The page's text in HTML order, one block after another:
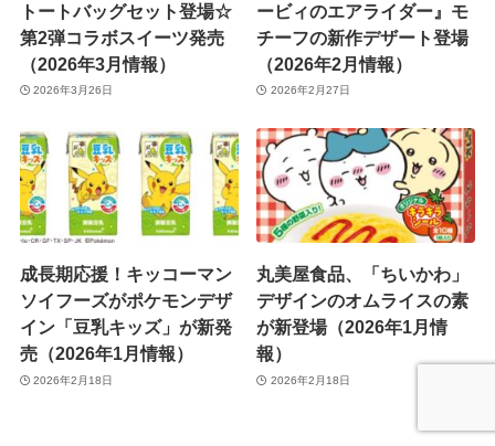
トートバッグセット登場☆
第2弾コラボスイーツ発売
（2026年3月情報）
2026年3月26日
ービィのエアライダー』モ
チーフの新作デザート登場
（2026年2月情報）
2026年2月27日
成長期応援！キッコーマン
ソイフーズがポケモンデザ
イン「豆乳キッズ」が新発
売（2026年1月情報）
2026年2月18日
丸美屋食品、「ちいかわ」
デザインのオムライスの素
が新登場（2026年1月情
報）
2026年2月18日